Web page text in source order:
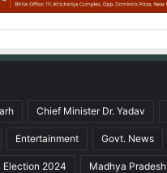
Chief Minister Dr. Yadav
Entertainment Govt. News
Election 2024 Madhya Pradesh